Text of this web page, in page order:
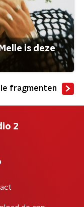
is deze
fragmenten
2